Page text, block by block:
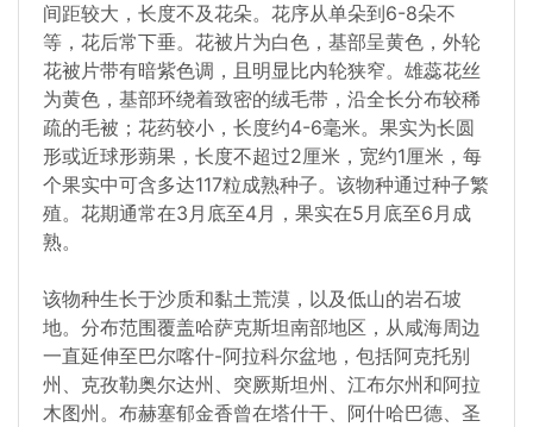
间距较大，长度不及花朵。花序从单朵到6-8朵不
等，花后常下垂。花被片为白色，基部呈黄色，外轮
花被片带有暗紫色调，且明显比内轮狭窄。雄蕊花丝
为黄色，基部环绕着致密的绒毛带，沿全长分布较稀
疏的毛被；花药较小，长度约4-6毫米。果实为长圆
形或近球形蒴果，长度不超过2厘米，宽约1厘米，每
个果实中可含多达117粒成熟种子。该物种通过种子繁
殖。花期通常在3月底至4月，果实在5月底至6月成
熟。
该物种生长于沙质和黏土荒漠，以及低山的岩石坡
地。分布范围覆盖哈萨克斯坦南部地区，从咸海周边
一直延伸至巴尔喀什-阿拉科尔盆地，包括阿克托别
州、克孜勒奥尔达州、突厥斯坦州、江布尔州和阿拉
木图州。布赫塞郁金香曾在塔什干、阿什哈巴德、圣